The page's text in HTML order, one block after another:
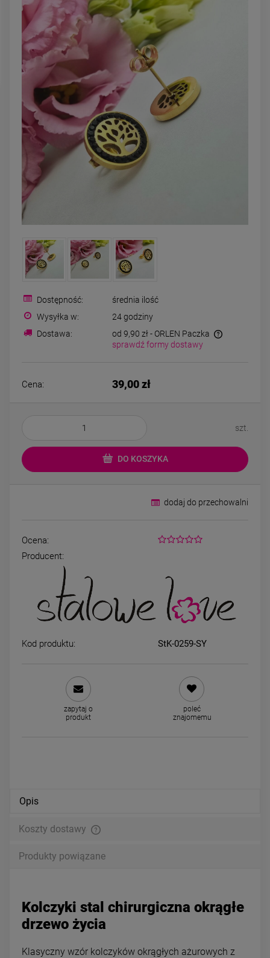
powiadom o
dostępności
Bransoletka srebrna STAL
modułowa ażurowa
cyrkonie
69,00 zł
STAL CHIRURGICZNA
okrągłe drzewo życia cyrkonie
39,00 zł
Kolczyki STAL
bigiel serce ażurowe
jasne złoto
Dostępność:
średnia ilość
Wysyłka w:
24 godziny
Dostawa:
od 9,90 zł - ORLEN Paczka
sprawdź formy dostawy
Cena: 39,00 zł
szt.
DO KOSZYKA
dodaj do przechowalni
Ocena:
Producent:
Kod produktu: StK-0259-SY
zapytaj o
produkt
poleć
znajomemu
Opis
Koszty dostawy
Produkty powiązane
Kolczyki stal chirurgiczna okrągłe
drzewo życia
Klasyczny wzór kolczyków okrągłych ażurowych z